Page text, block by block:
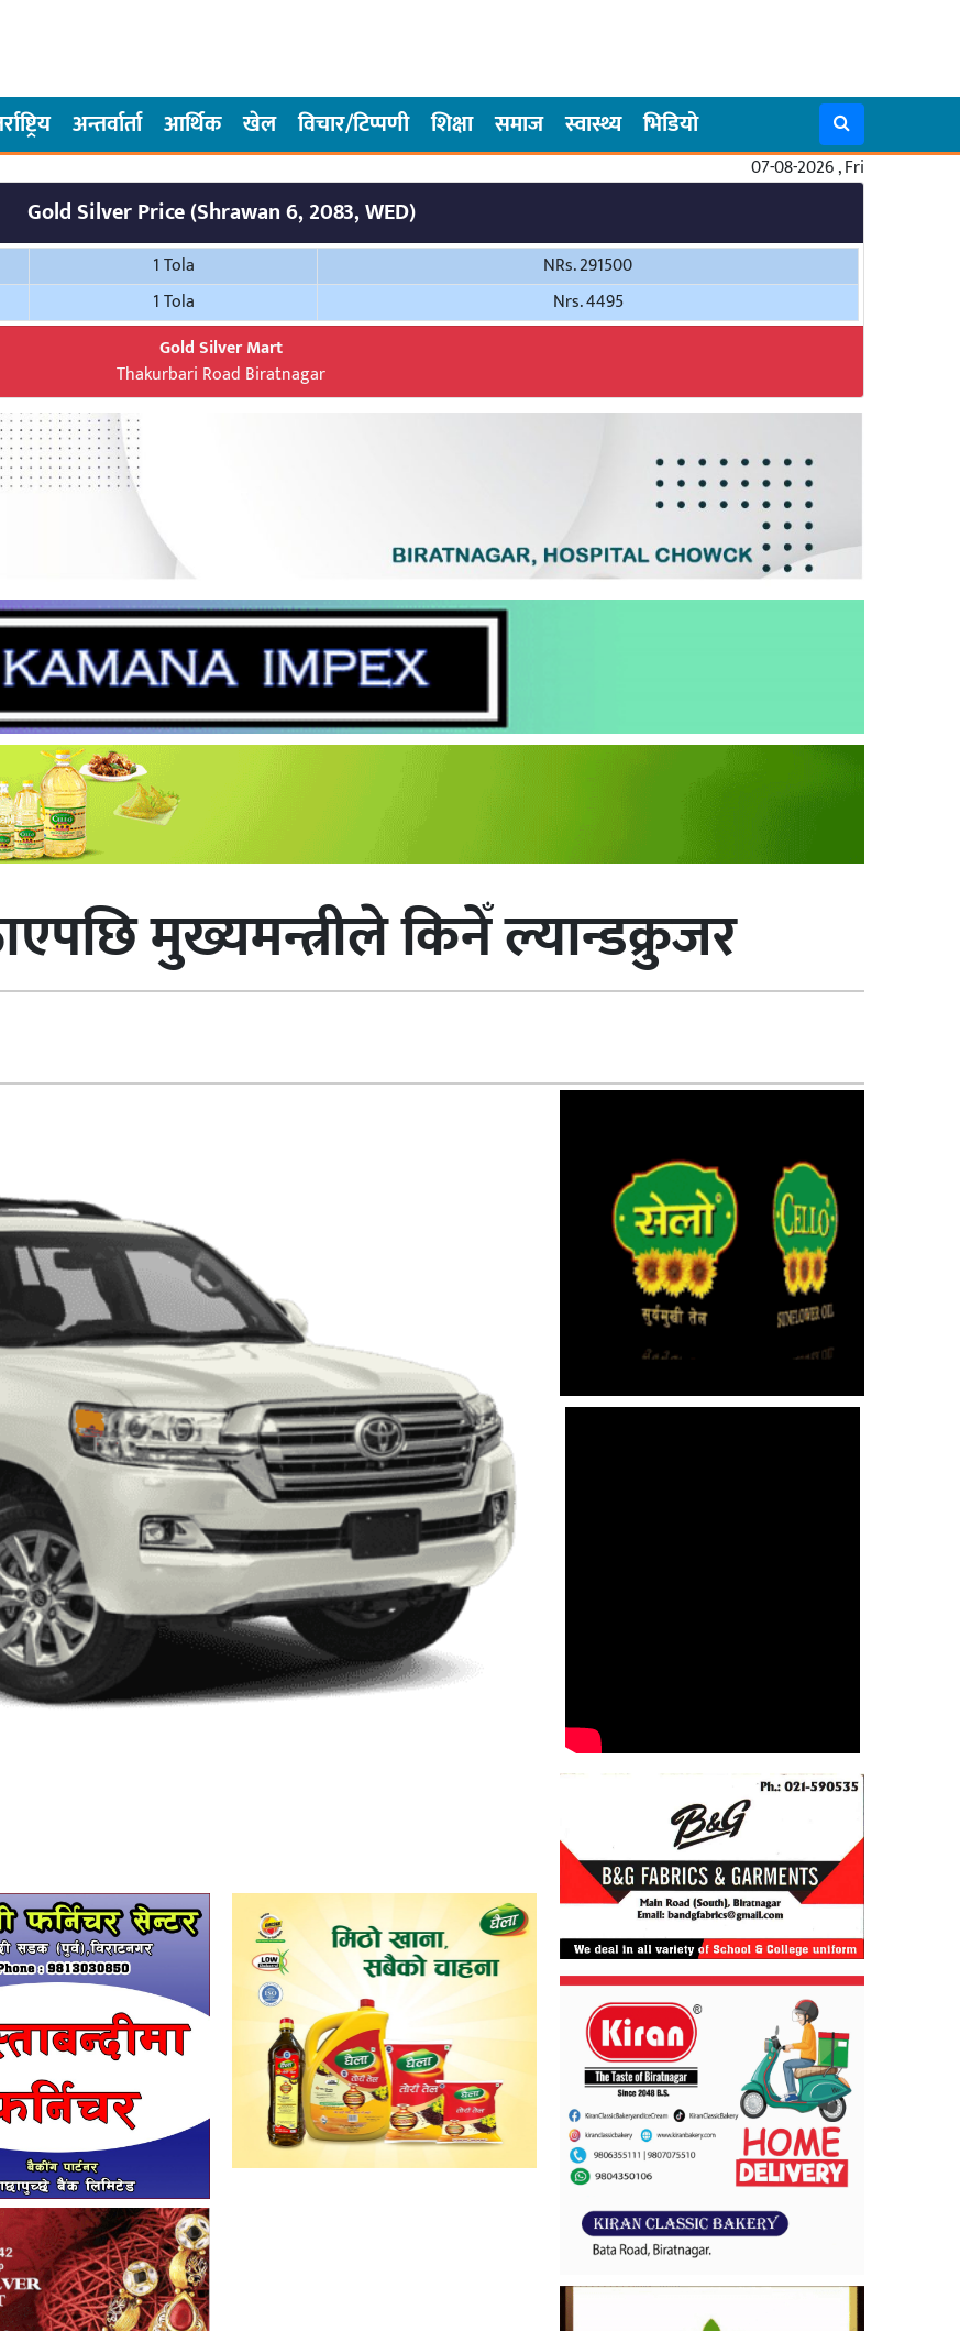
अन्तर्वार्ता आर्थिक खेल विचार/टिप्पणी शिक्षा समाज स्वास्थ्य भिडियो
07-08-2026 , Fri
Gold Silver Price (Shrawan 6, 2083, WED)
1 Tola
NRs. 291500
1 Tola
Nrs. 4495
Gold Silver Mart
Thakurbari Road Biratnagar
मुख्यमन्त्रीले किनेँ ल्यान्डक्रुजर